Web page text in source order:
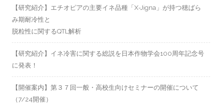
【研究紹介】エチオピアの主要イネ品種「X-Jigna」が持つ穂ばら
み期耐冷性と
脱粒性に関するQTL解析
【研究紹介】イネ冷害に関する総説を日本作物学会100周年記念号
に発表！
【開催案内】第３７回一般・高校生向けセミナーの開催について
（7/24開催）